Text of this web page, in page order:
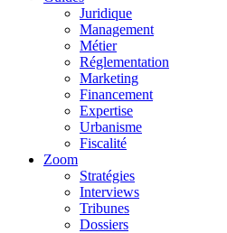
Juridique
Management
Métier
Réglementation
Marketing
Financement
Expertise
Urbanisme
Fiscalité
Zoom
Stratégies
Interviews
Tribunes
Dossiers